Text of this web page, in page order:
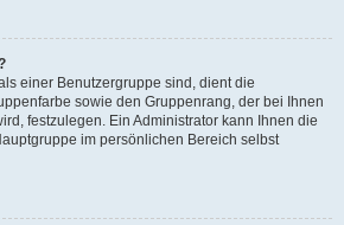
einer Benutzergruppe sind, dient die
sowie den Gruppenrang, der bei Ihnen
festzulegen. Ein Administrator kann Ihnen die
im persönlichen Bereich selbst